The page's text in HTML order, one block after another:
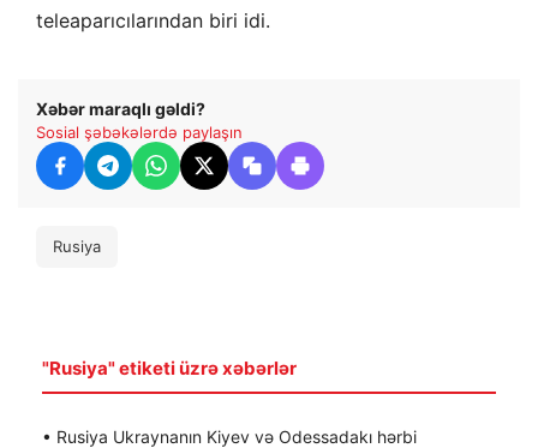
teleaparıcılarından biri idi.
Xəbər maraqlı gəldi?
Sosial şəbəkələrdə paylaşın
Rusiya
"Rusiya" etiketi üzrə xəbərlər
• Rusiya Ukraynanın Kiyev və Odessadakı hərbi